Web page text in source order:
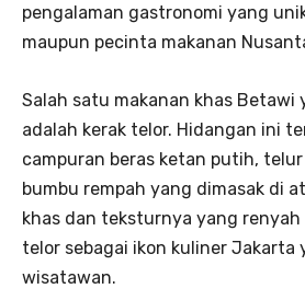
pengalaman gastronomi yang
maupun pecinta makanan
Salah satu makanan khas Betawi
adalah kerak telor. Hidangan ini
campuran beras ketan putih, telur
bumbu rempah yang dimasak di
khas dan teksturnya yang
telor sebagai ikon kuliner Jakarta
wisatawan.